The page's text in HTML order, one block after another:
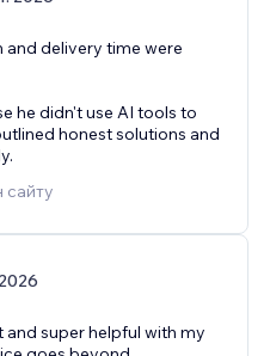
delivery time were
he didn't use AI tools to
honest solutions and
сайту
super helpful with my